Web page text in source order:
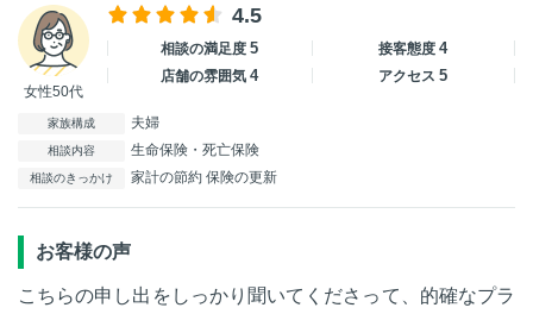
女性50代
4.5
相談の満足度5 接客態度4
店舗の雰囲気4 アクセス5
家族構成 夫婦
相談内容 生命保険・死亡保険
相談のきっかけ 家計の節約 保険の更新
お客様の声
こちらの申し出をしっかり聞いてくださって、的確なプラ